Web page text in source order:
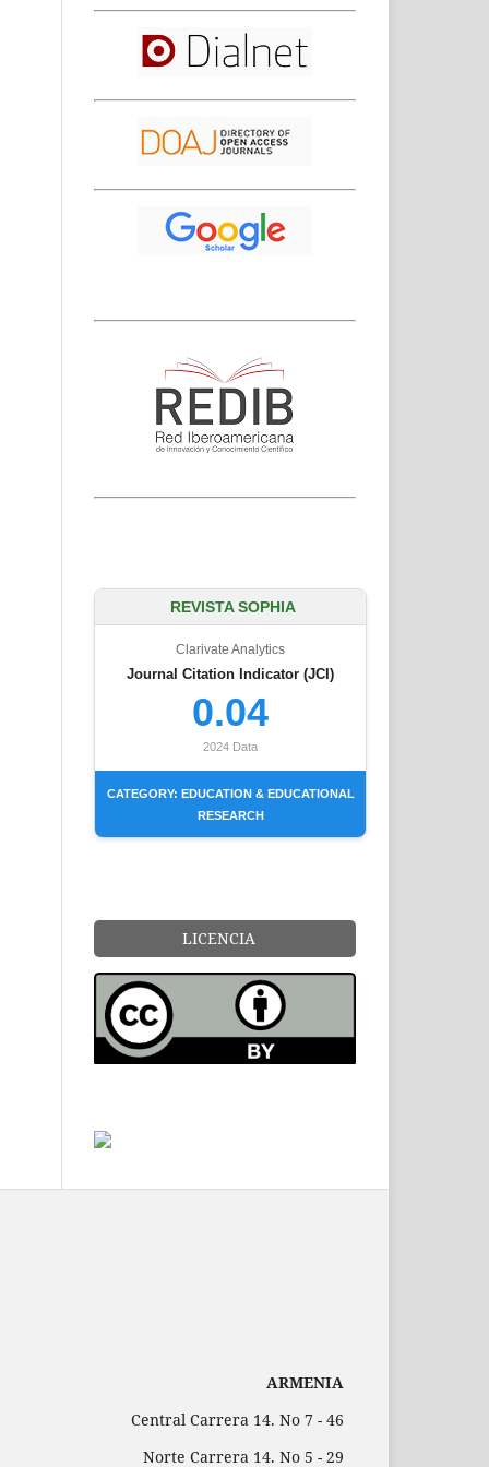
REVISTA SOPHIA
Clarivate Analytics
Journal Citation Indicator (JCI)
0.04
2024 Data
CATEGORY: EDUCATION & EDUCATIONAL
RESEARCH
LICENCIA
ARMENIA
Central Carrera 14. No 7 - 46
Norte Carrera 14. No 5 - 29